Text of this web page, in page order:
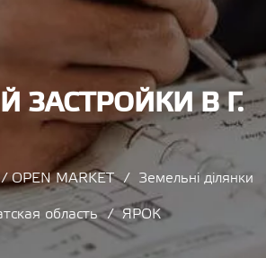
ЗАСТРОЙКИ В Г.
OPEN MARKET
Земельні ділянки
область ЯРОК